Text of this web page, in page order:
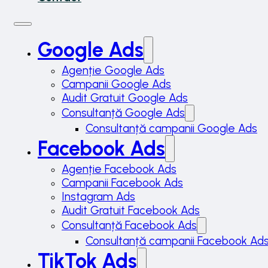
Google Ads
Agenție Google Ads
Campanii Google Ads
Audit Gratuit Google Ads
Consultanță Google Ads
Consultanță campanii Google Ads
Facebook Ads
Agenție Facebook Ads
Campanii Facebook Ads
Instagram Ads
Audit Gratuit Facebook Ads
Consultanță Facebook Ads
Consultanță campanii Facebook
TikTok Ads